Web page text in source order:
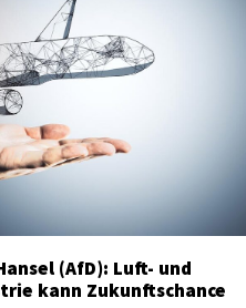
(AfD): Luft- und
kann Zukunftschance